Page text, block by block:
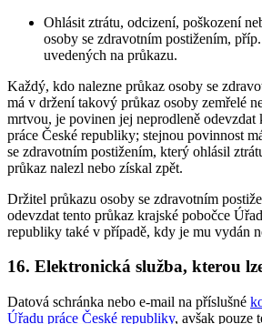
Ohlásit ztrátu, odcizení, poškození
osoby se zdravotním postižením,
uvedených na průkazu.
Každý, kdo nalezne průkaz osoby se
má v držení takový průkaz osoby zemřelé
mrtvou, je povinen jej neprodleně odevzdat
práce České republiky; stejnou povinnost
se zdravotním postižením, který ohlásil
průkaz nalezl nebo získal zpět.
Držitel průkazu osoby se zdravotním
odevzdat tento průkaz krajské pobočce
republiky také v případě, kdy je mu vydán
16. Elektronická služba, kterou
Datová schránka nebo e-mail na příslušné
Úřadu práce České republiky, avšak pouze